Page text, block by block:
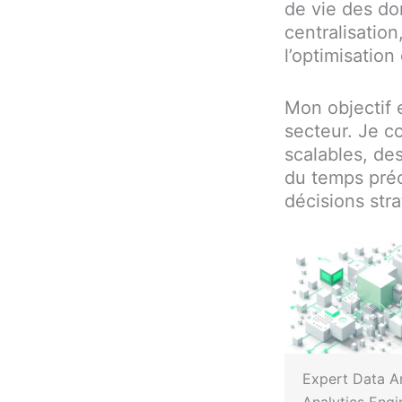
de vie des
Mon objectif
secteur. Je
scalables,
du temps
décisions
Expert Data